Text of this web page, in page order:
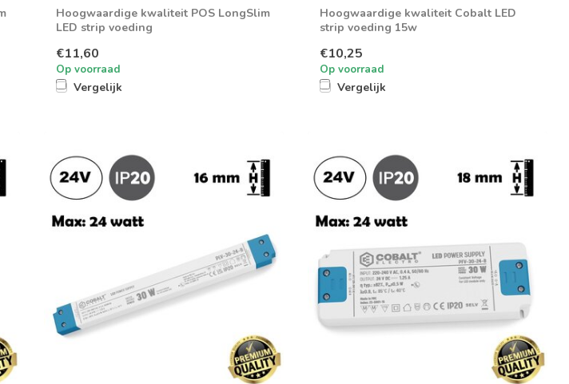
Hoogwaardige kwaliteit POS LongSlim
LED strip voeding
€11,60
Op voorraad
Vergelijk
Hoogwaardige kwaliteit Cobalt LED
strip voeding 15w
€10,25
Op voorraad
Vergelijk